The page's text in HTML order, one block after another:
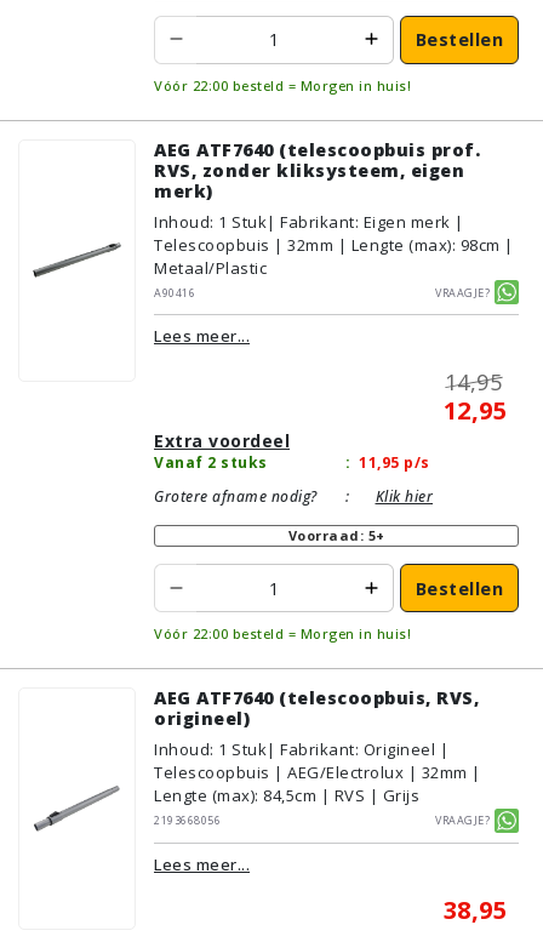
Bestellen
Vóór 22:00 besteld = Morgen in huis!
AEG ATF7640 (telescoopbuis prof.
RVS, zonder kliksysteem, eigen
merk)
Inhoud: 1 Stuk| Fabrikant: Eigen merk |
Telescoopbuis | 32mm | Lengte (max): 98cm |
Metaal/Plastic
A90416
Vraagje?
Lees meer...
14,95
12,95
Extra voordeel
Vanaf 2 stuks : 11,95 p/s
Grotere afname nodig?
: Klik hier
Voorraad: 5+
Bestellen
Vóór 22:00 besteld = Morgen in huis!
AEG ATF7640 (telescoopbuis, RVS,
origineel)
Inhoud: 1 Stuk| Fabrikant: Origineel |
Telescoopbuis | AEG/Electrolux | 32mm |
Lengte (max): 84,5cm | RVS | Grijs
2193668056
Vraagje?
Lees meer...
38,95